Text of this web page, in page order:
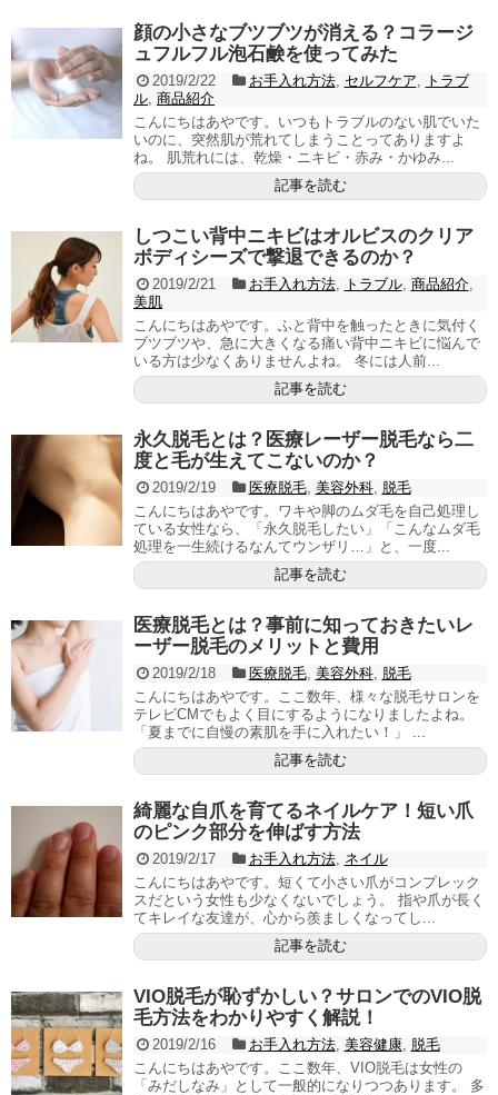
顔の小さなブツブツが消える？コラージ
ュフルフル泡石鹸を使ってみた
2019/2/22 お手入れ方法, セルフケア, トラブ
ル, 商品紹介
こんにちはあやです。いつもトラブルのない肌でいた
いのに、突然肌が荒れてしまうことってありますよ
ね。 肌荒れには、乾燥・ニキビ・赤み・かゆみ...
記事を読む
しつこい背中ニキビはオルビスのクリア
ボディシーズで撃退できるのか？
2019/2/21 お手入れ方法, トラブル, 商品紹介,
美肌
こんにちはあやです。ふと背中を触ったときに気付く
ブツブツや、急に大きくなる痛い背中ニキビに悩んで
いる方は少なくありませんよね。 冬には人前...
記事を読む
永久脱毛とは？医療レーザー脱毛なら二
度と毛が生えてこないのか？
2019/2/19 医療脱毛, 美容外科, 脱毛
こんにちはあやです。ワキや脚のムダ毛を自己処理し
ている女性なら、「永久脱毛したい」「こんなムダ毛
処理を一生続けるなんてウンザリ…」と、一度...
記事を読む
医療脱毛とは？事前に知っておきたいレ
ーザー脱毛のメリットと費用
2019/2/18 医療脱毛, 美容外科, 脱毛
こんにちはあやです。ここ数年、様々な脱毛サロンを
テレビCMでもよく目にするようになりましたよね。
「夏までに自慢の素肌を手に入れたい！」 ...
記事を読む
綺麗な自爪を育てるネイルケア！短い爪
のピンク部分を伸ばす方法
2019/2/17 お手入れ方法, ネイル
こんにちはあやです。短くて小さい爪がコンプレック
スだという女性も少なくないでしょう。 指や爪が長く
てキレイな友達が、心から羨ましくなってし...
記事を読む
VIO脱毛が恥ずかしい？サロンでのVIO脱
毛方法をわかりやすく解説！
2019/2/16 お手入れ方法, 美容健康, 脱毛
こんにちはあやです。ここ数年、VIO脱毛は女性の
「みだしなみ」として一般的になりつつあります。 多